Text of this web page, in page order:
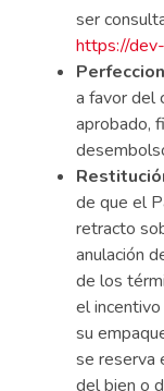
ser
https://
a favor del
aprobado,
de que el
retracto
anulación
de los
el
su
se reserva
del bien o